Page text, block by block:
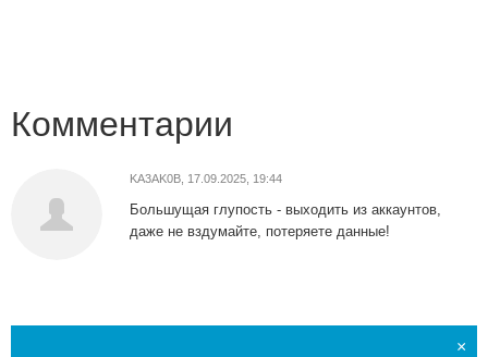
Комментарии
KA3AK0B 17.09.2025, 19:44
Большущая глупость - выходить из аккаунтов,
даже не вздумайте, потеряете данные!
×